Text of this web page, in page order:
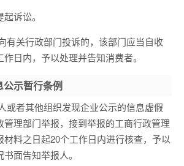
诉讼。
有关行政部门投诉的，该部门应当自收
日内，予以处理并告知消费者。
公示暂行条例
或者其他组织发现企业公示的信息虚假
管理部门举报，接到举报的工商行政管理
料之日起20个工作日内进行核查，予以
面告知举报人。